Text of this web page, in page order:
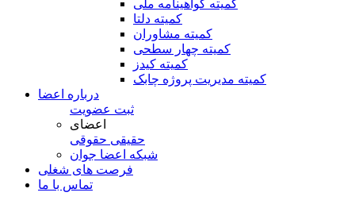
کمیته گواهینامه ملی
کمیته دلتا
کمیته مشاوران
کمیته چهار سطحی
کمیته کیدز
کمیته مدیریت پروژه چابک
درباره اعضا
ثبت عضویت
اعضای
حقیقی حقوقی
شبكه اعضا جوان
فرصت های شغلی
تماس با ما